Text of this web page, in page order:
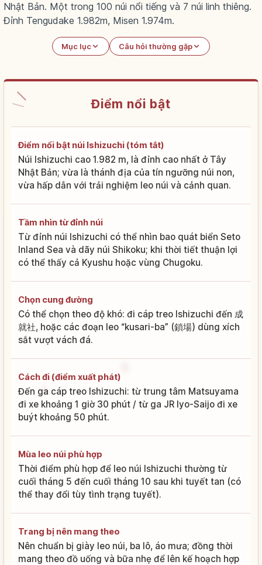
Nhật Bản. Một trong 100 núi nổi tiếng và 7 núi linh thiêng.
Đỉnh Tengudake 1.982m, Misen 1.974m.
Mục lục Câu hỏi thường gặp
Điểm nổi bật
Điểm nổi bật núi Ishizuchi (tóm tắt)
Núi Ishizuchi cao 1.982 m, là đỉnh cao nhất ở Tây
Nhật Bản; vừa là thánh địa của tín ngưỡng núi non,
vừa hấp dẫn với trải nghiệm leo núi và cảnh quan.
Tầm nhìn từ đỉnh núi
Từ đỉnh núi Ishizuchi có thể nhìn bao quát biển Seto
Inland Sea và dãy núi Shikoku; khi thời tiết thuận lợi
có thể thấy cả Kyushu hoặc vùng Chugoku.
Chọn cung đường
Có thể chọn theo độ khó: đi cáp treo Ishizuchi đến 成
就社, hoặc các đoạn leo “kusari-ba” (鎖場) dùng xích
sắt vượt vách đá.
Cách đi (điểm xuất phát)
Đến ga cáp treo Ishizuchi: từ trung tâm Matsuyama
đi xe khoảng 1 giờ 30 phút / từ ga JR Iyo-Saijo đi xe
buýt khoảng 50 phút.
Mùa leo núi phù hợp
Thời điểm phù hợp để leo núi Ishizuchi thường từ
cuối tháng 5 đến cuối tháng 10 sau khi tuyết tan (có
thể thay đổi tùy tình trạng tuyết).
Trang bị nên mang theo
Nên chuẩn bị giày leo núi, ba lô, áo mưa; đồng thời
mang theo đồ uống và bữa nhẹ để lên kế hoạch hợp